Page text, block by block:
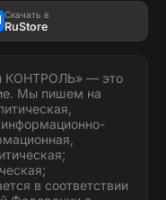
Скачать в
RuStore
КОНТРОЛЬ» — это
Мы пишем на
в соответствии